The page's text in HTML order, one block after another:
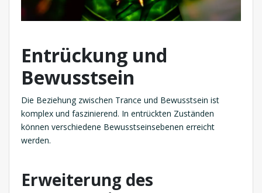
Entrückung und
Bewusstsein
Die Beziehung zwischen Trance und Bewusstsein ist
komplex und faszinierend. In entrückten Zuständen
können verschiedene Bewusstseinsebenen erreicht
werden.
Erweiterung des